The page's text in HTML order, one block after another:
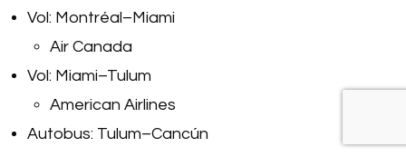
Vol: Montréal–Miami
Air Canada
Vol: Miami–Tulum
American Airlines
Autobus: Tulum–Cancún